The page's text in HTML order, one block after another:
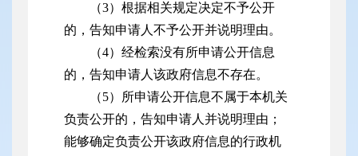
（3）根据相关规定决定不予公开
的，告知申请人不予公开并说明理由。
（4）经检索没有所申请公开信息
的，告知申请人该政府信息不存在。
（5）所申请公开信息不属于本机关
负责公开的，告知申请人并说明理由；
能够确定负责公开该政府信息的行政机